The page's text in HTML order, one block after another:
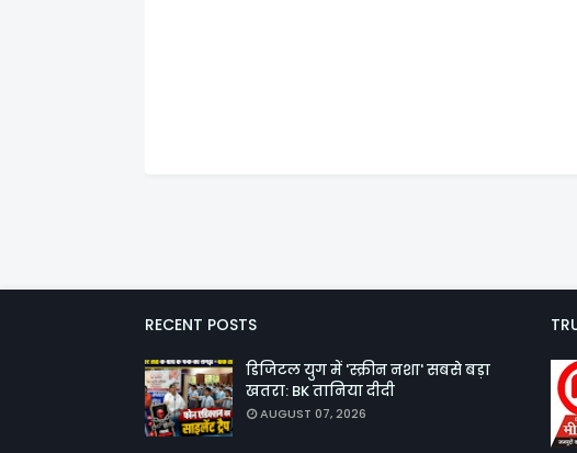
RECENT POSTS
डिजिटल युग में 'स्क्रीन नशा' सबसे बड़ा
खतरा: BK तानिया दीदी
AUGUST 07, 2026